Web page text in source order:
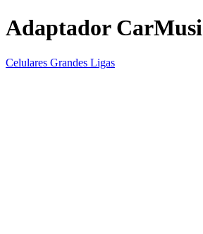
Adaptador
Celulares Grandes Ligas